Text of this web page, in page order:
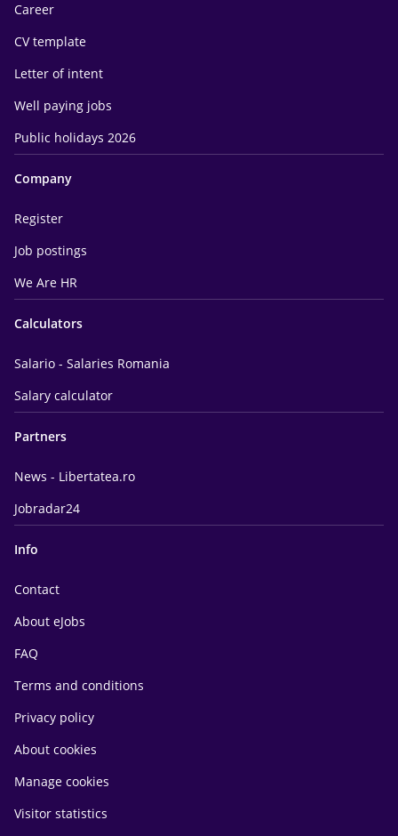
Career
CV template
Letter of intent
Well paying jobs
Public holidays 2026
Company
Register
Job postings
We Are HR
Calculators
Salario - Salaries Romania
Salary calculator
Partners
News - Libertatea.ro
Jobradar24
Info
Contact
About eJobs
FAQ
Terms and conditions
Privacy policy
About cookies
Manage cookies
Visitor statistics